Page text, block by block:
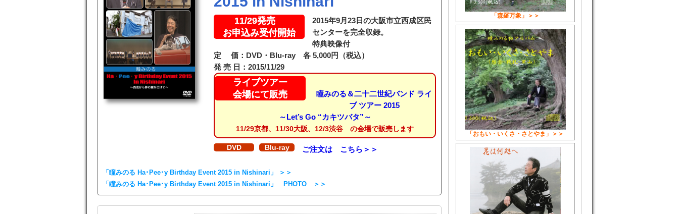
11/29発売
お申込み受付開始
2015年9月23日の大阪市立西成区民
センターを完全収録。
特典映像付
定 価：DVD・Blu-ray 各 5,000円（税込）
発 売 日：2015/11/29
ライブツアー
会場にて販売
瞳みのる＆二十二世紀バンド ライ
ブ ツアー 2015
～Let’s Go “カキツバタ”～
11/29京都、11/30大阪、12/3渋谷 の会場で販売します
DVD Blu-ray ご注文は こちら＞＞
「瞳みのる Ha･Pee･y Birthday Event 2015 in Nishinari」 ＞＞
「瞳みのる Ha･Pee･y Birthday Event 2015 in Nishinari」 PHOTO ＞＞
「森羅万象」＞＞
「おもい・いくさ・さとやま」＞＞